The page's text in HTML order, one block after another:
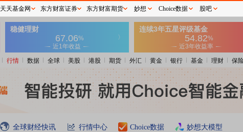
行情 数据 全球 美股 港股 期货 外汇 黄金 银行 基金 理财 保
全球财经快讯 行情中心 Choice数据 妙想大模型
天天基金网 东方财富证券 东方财富期货 妙想 Choice数据 股吧